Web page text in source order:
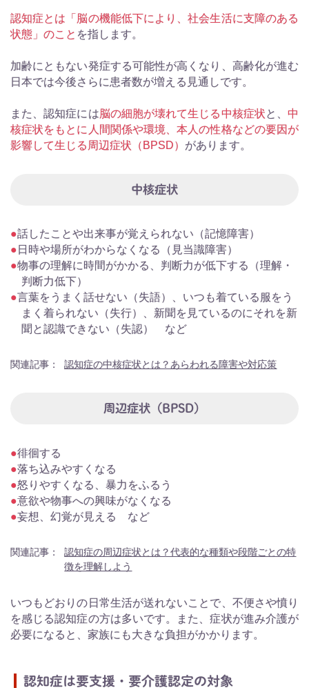
認知症とは「脳の機能低下により、社会生活に支障のある
状態」のこと を指します。
加齢にともない発症する可能性が高くなり、高齢化が進む
日本では今後さらに患者数が増える見通しです。
また、認知症には 脳の細胞が壊れて生じる中核症状と、中
核症状をもとに人間関係や環境、本人の性格などの要因が
影響して生じる周辺症状（BPSD） があります。
中核症状
話したことや出来事が覚えられない（記憶障害）
日時や場所がわからなくなる（見当識障害）
物事の理解に時間がかかる、判断力が低下する（理解・
判断力低下）
言葉をうまく話せない（失語）、いつも着ている服をう
まく着られない（失行）、新聞を見ているのにそれを新
聞と認識できない（失認） など
関連記事： 認知症の中核症状とは？あらわれる障害や対応策
周辺症状（BPSD）
徘徊する
落ち込みやすくなる
怒りやすくなる、暴力をふるう
意欲や物事への興味がなくなる
妄想、幻覚が見える など
関連記事： 認知症の周辺症状とは？代表的な種類や段階ごとの特
徴を理解しよう
いつもどおりの日常生活が送れないことで、不便さや憤り
を感じる認知症の方は多いです。また、症状が進み介護が
必要になると、家族にも大きな負担がかかります。
認知症は要支援・要介護認定の対象